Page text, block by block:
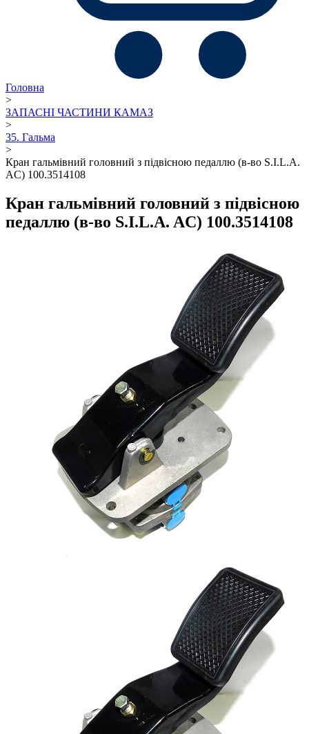
Головна
>
ЗАПАСНІ ЧАСТИНИ КАМАЗ
>
35. Гальма
>
Кран гальмівний головний з підвісною педаллю (в-во S.I.L.A.
AC) 100.3514108
Кран гальмівний головний з підвісною
педаллю (в-во S.I.L.A. AC) 100.3514108